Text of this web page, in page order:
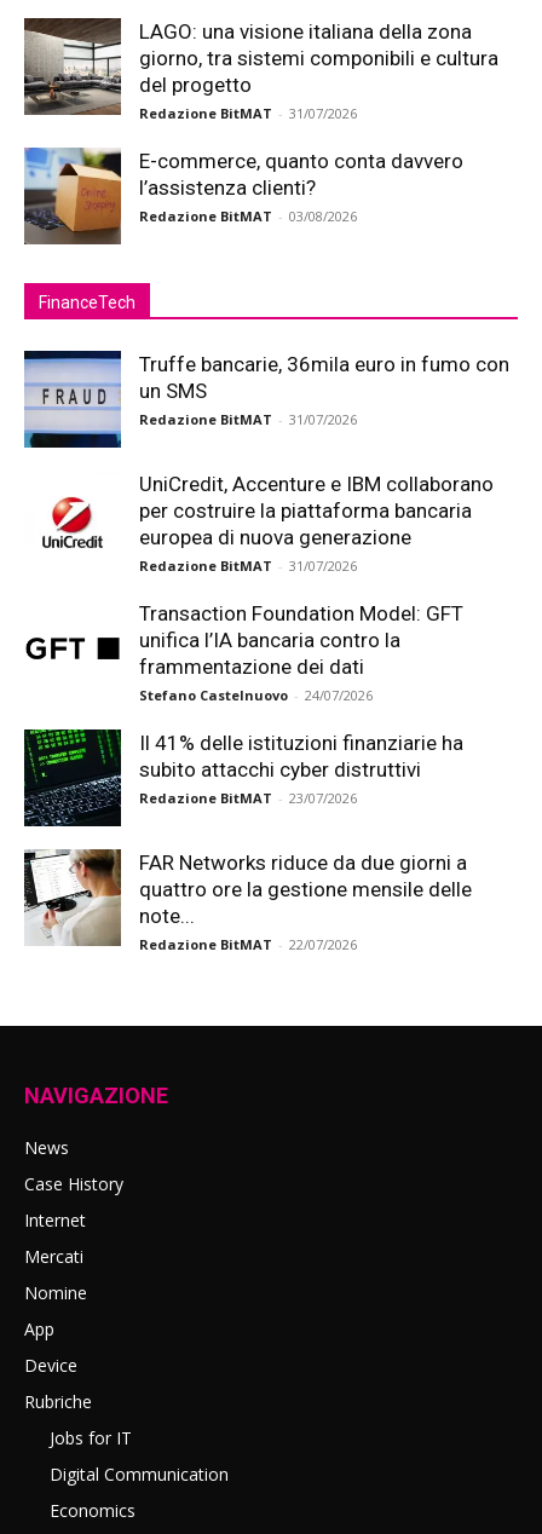
LAGO: una visione italiana della zona
giorno, tra sistemi componibili e cultura
del progetto
Redazione BitMAT - 31/07/2026
E-commerce, quanto conta davvero
l’assistenza clienti?
Redazione BitMAT - 03/08/2026
FinanceTech
Truffe bancarie, 36mila euro in fumo con
un SMS
Redazione BitMAT - 31/07/2026
UniCredit, Accenture e IBM collaborano
per costruire la piattaforma bancaria
europea di nuova generazione
Redazione BitMAT - 31/07/2026
Transaction Foundation Model: GFT
unifica l’IA bancaria contro la
frammentazione dei dati
Stefano Castelnuovo - 24/07/2026
Il 41% delle istituzioni finanziarie ha
subito attacchi cyber distruttivi
Redazione BitMAT - 23/07/2026
FAR Networks riduce da due giorni a
quattro ore la gestione mensile delle
note...
Redazione BitMAT - 22/07/2026
NAVIGAZIONE
News
Case History
Internet
Mercati
Nomine
App
Device
Rubriche
Jobs for IT
Digital Communication
Economics